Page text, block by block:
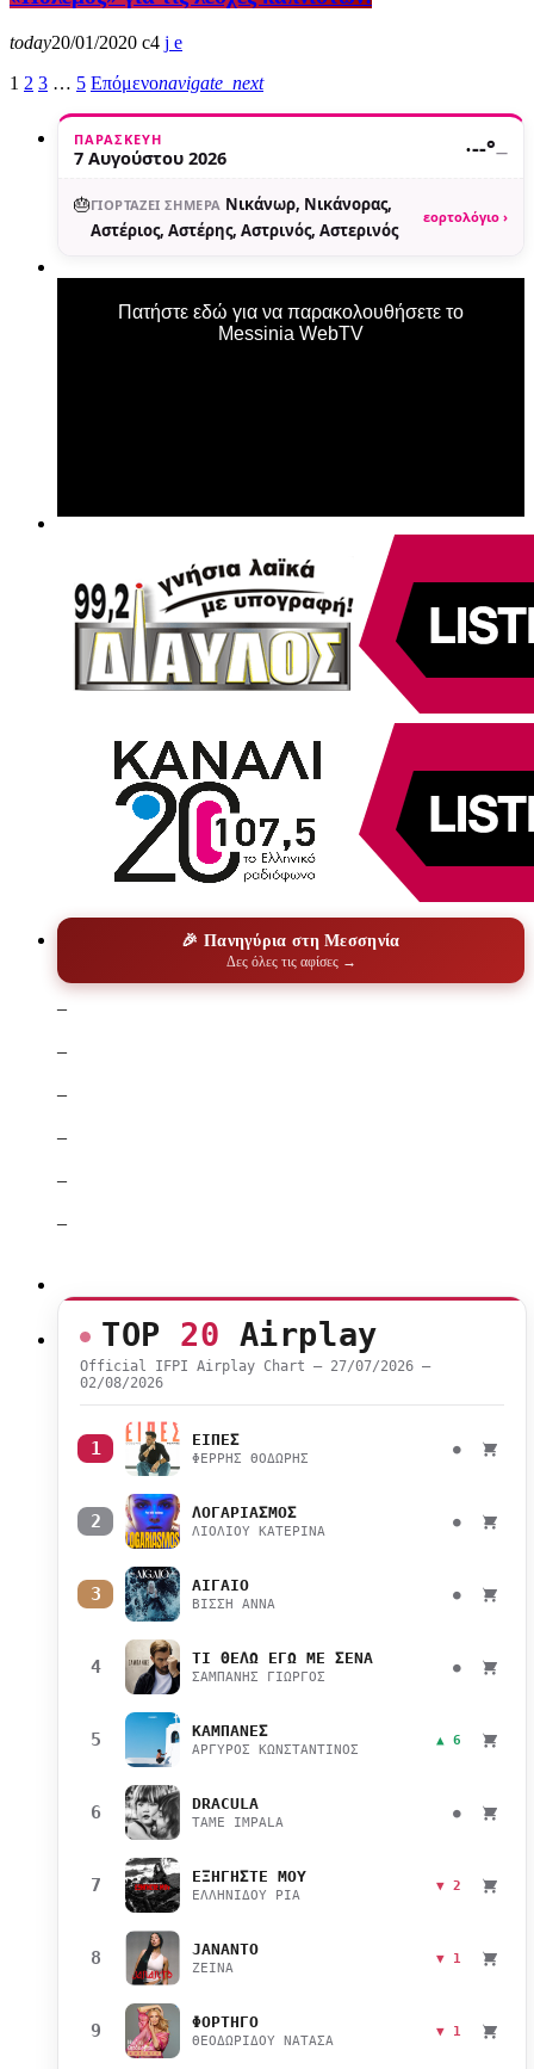
today20/01/2020
4
1 2 3 … 5 Επόμενοnavigate_next
ΠΑΡΑΣΚΕΥΉ
7 Αυγούστου 2026 ·--°—
🎂ΓΙΟΡΤΆΖΕΙ ΣΉΜΕΡΑ Νικάνωρ, Νικάνορας,
Αστέριος, Αστέρης, Αστρινός, Αστερινός
εορτολόγιο ›
Πατήστε εδώ για να παρακολουθήσετε το
Messinia WebTV
🎉 Πανηγύρια στη Μεσσηνία
Δες όλες τις αφίσες →
–
–
–
–
–
–
TOP 20 Airplay
Official IFPI Airplay Chart — 27/07/2026 –
02/08/2026
1 ΕΙΠΕΣ
ΦΕΡΡΗΣ ΘΟΔΩΡΗΣ
●
2 ΛΟΓΑΡΙΑΣΜΟΣ
ΛΙΟΛΙΟΥ ΚΑΤΕΡΙΝΑ
●
3 ΑΙΓΑΙΟ
ΒΙΣΣΗ ΑΝΝΑ
●
4 ΤΙ ΘΕΛΩ ΕΓΩ ΜΕ ΣΕΝΑ
ΣΑΜΠΑΝΗΣ ΓΙΩΡΓΟΣ
●
5 ΚΑΜΠΑΝΕΣ
ΑΡΓΥΡΟΣ ΚΩΝΣΤΑΝΤΙΝΟΣ
▲ 6
6 DRACULA
TAME IMPALA
●
7 ΕΞΗΓΗΣΤΕ ΜΟΥ
ΕΛΛΗΝΙΔΟΥ ΡΙΑ
▼ 2
8 JANANTO
ZEINA
▼ 1
9 ΦΟΡΤΗΓΟ
ΘΕΟΔΩΡΙΔΟΥ ΝΑΤΑΣΑ
▼ 1